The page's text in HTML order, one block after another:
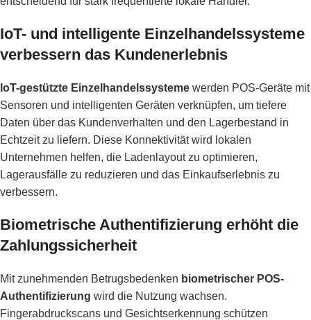
IoT- und intelligente Einzelhandelssysteme
verbessern das Kundenerlebnis
IoT-gestützte Einzelhandelssysteme werden POS-Geräte mit
Sensoren und intelligenten Geräten verknüpfen, um tiefere
Daten über das Kundenverhalten und den Lagerbestand in
Echtzeit zu liefern. Diese Konnektivität wird lokalen
Unternehmen helfen, die Ladenlayout zu optimieren,
Lagerausfälle zu reduzieren und das Einkaufserlebnis zu
verbessern.
Biometrische Authentifizierung erhöht die
Zahlungssicherheit
Mit zunehmenden Betrugsbedenken biometrischer POS-
Authentifizierung wird die Nutzung wachsen.
Fingerabdruckscans und Gesichtserkennung schützen